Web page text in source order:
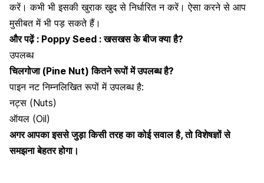
करें। कभी भी इसकी खुराक खुद से निर्धारित न करें। ऐसा करने से आप
मुसीबत में भी पड़ सकते हैं।
और पढ़ें : Poppy Seed : खसखस के बीज क्या है?
उपलब्ध
चिलगोजा (Pine Nut) कितने रूपों में उपलब्ध है?
पाइन नट निम्नलिखित रूपों में उपलब्ध है:
नट्स (Nuts)
ऑयल (Oil)
अगर आपका इससे जुड़ा किसी तरह का कोई सवाल है, तो विशेषज्ञों से
समझना बेहतर होगा।